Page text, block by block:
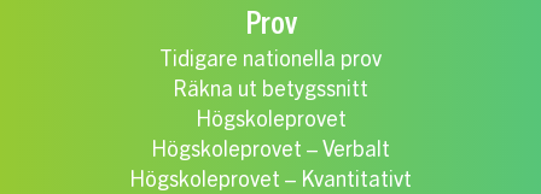
Prov
Tidigare nationella prov
Räkna ut betygssnitt
Högskoleprovet
Högskoleprovet – Verbalt
Högskoleprovet – Kvantitativt